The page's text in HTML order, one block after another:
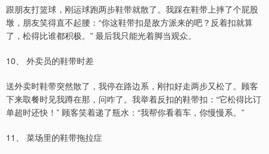
跟朋友打篮球，刚运球跑两步鞋带就散了。我踩在鞋带上摔了个屁股
墩，朋友笑得直不起腰：“你这鞋带扣是敌方派来的吧？反着扣就算
了，松得比谁都积极。” 最后我只能光着脚当观众。
10、 外卖员的鞋带时差
送外卖时鞋带突然散了，我停在路边系，刚扣好走两步又松了。顾客
下来取餐时见我蹲在那，问咋了。我举着反扣的鞋带扣：“它松得比订
单超时还快！” 顾客笑着递了瓶水：“我帮你看着车，你慢慢系。”
11、 菜场里的鞋带拖拉症